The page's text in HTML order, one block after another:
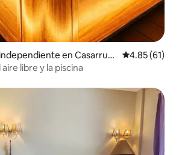
en Casarrubi
Calificación
4.85 (61)
libre y la piscina